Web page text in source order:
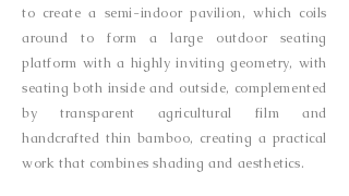
to create a semi-indoor pavilion, which coils
around to form a large outdoor seating
platform with a highly inviting geometry, with
seating both inside and outside, complemented
by transparent agricultural film and
handcrafted thin bamboo, creating a practical
work that combines shading and aesthetics.